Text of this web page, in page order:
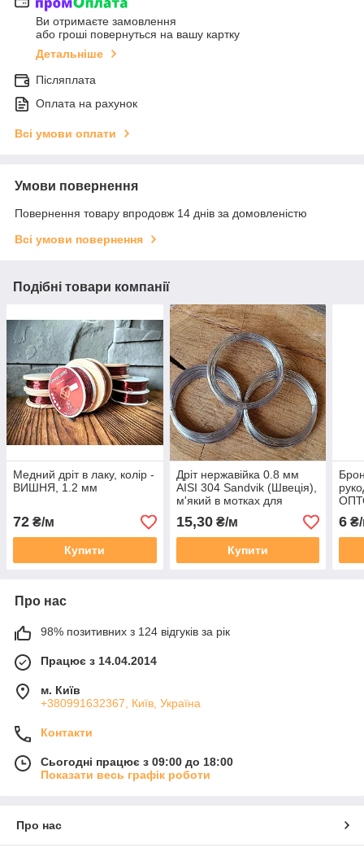
Ви отримаєте замовлення
або гроші повернуться на вашу картку
Детальніше
Післяплата
Оплата на рахунок
Всі умови оплати
Умови повернення
Повернення товару впродовж 14 днів за домовленістю
Всі умови повернення
Подібні товари компанії
Медний дріт в лаку, колір -
ВИШНЯ, 1.2 мм
72 ₴/м
Купити
Дріт нержавійка 0.8 мм
AISI 304 Sandvik (Швеція),
м'який в мотках для
зв'язування
15,30₴/м
Купити
50,
6
Про нас
98% позитивних з 124 відгуків за рік
Працює з 14.04.2014
м. Київ
+380991632367, Київ, Україна
Контакти
Сьогодні працює з 09:00 до 18:00
Показати весь графік роботи
Про нас